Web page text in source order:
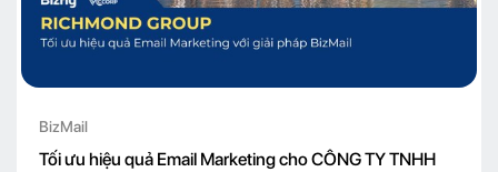
BizMail
Tối ưu hiệu quả Email Marketing cho CÔNG TY TNHH